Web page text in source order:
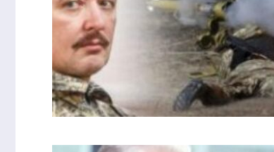
Этот сайт использует Akismet для
Отправляя сообщение, Вы разрешаете